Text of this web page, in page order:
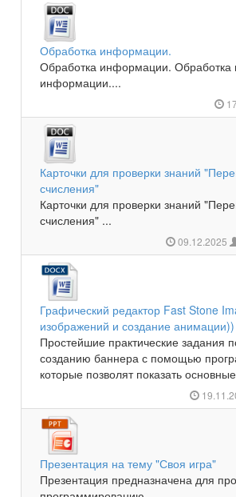
Обработка информации.
Обработка информации.
информации....
Карточки для проверки знаний
счисления"
Карточки для проверки знаний
счисления" ...
09.12.2025
Графический редактор Fast Stone
изображений и создание анимации))
Простейшие практические задания
созданию баннера с помощью
которые позволят показать
Презентация на тему "Своя игра"
Презентация предназначена для